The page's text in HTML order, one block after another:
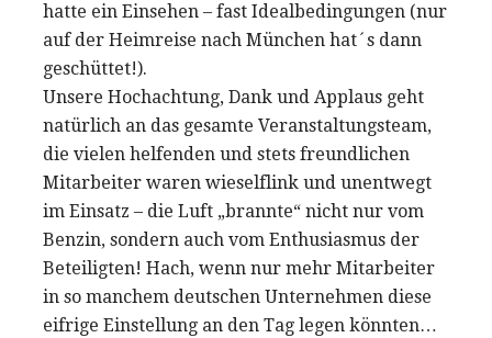
hatte ein Einsehen – fast Idealbedingungen (nur
auf der Heimreise nach München hat´s dann
geschüttet!).
Unsere Hochachtung, Dank und Applaus geht
natürlich an das gesamte Veranstaltungsteam,
die vielen helfenden und stets freundlichen
Mitarbeiter waren wieselflink und unentwegt
im Einsatz – die Luft „brannte“ nicht nur vom
Benzin, sondern auch vom Enthusiasmus der
Beteiligten! Hach, wenn nur mehr Mitarbeiter
in so manchem deutschen Unternehmen diese
eifrige Einstellung an den Tag legen könnten…